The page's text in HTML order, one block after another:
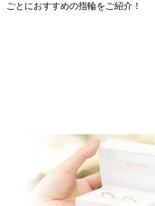
ごとにおすすめの指輪をご紹介！